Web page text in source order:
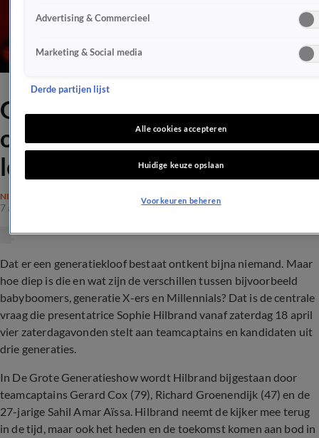
Grote Generatieshow
onderzoekt verschillen
leeftijdsgroepen
NIEUWS
7 apr 2020, 17:20
Dat er een generatiekloof bestaat ontkent bijna niemand. Maar
hoe diep is die en wat zijn de verschillen tussen bijvoorbeeld
babyboomers, generatie X-ers en Millennials? Dat is de centrale
vraag die presentatrice Sophie Hilbrand vanaf zaterdag 18 april
vier zaterdagavonden stelt aan teamcaptains en kandidaten uit
drie generaties.
In De Grote Generatieshow wordt Hilbrand bijgestaan door
teamcaptains Gerard Cox (79), Richard Groenendijk (47) en de
27-jarige Sahil Amar Aïssa. Hilbrand neemt de kijker mee terug
in de tijd, maar ook het heden en de toekomst komen aan bod in
Advertising & Commercieel
Marketing & Social media
Derde partijen lijst
Alle cookies accepteren
Huidige keuze opslaan
Voorkeuren beheren